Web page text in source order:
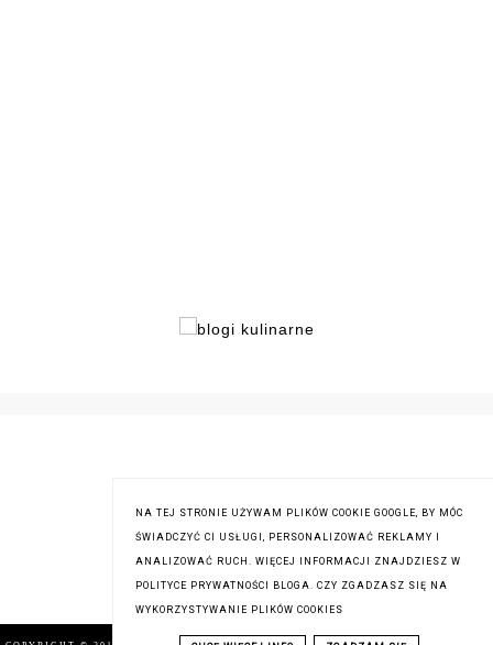
NA TEJ STRONIE UŻYWAM PLIKÓW COOKIE GOOGLE, BY MÓC
ŚWIADCZYĆ CI USŁUGI, PERSONALIZOWAĆ REKLAMY I
ANALIZOWAĆ RUCH. WIĘCEJ INFORMACJI ZNAJDZIESZ W
POLITYCE PRYWATNOŚCI BLOGA. CZY ZGADZASZ SIĘ NA
WYKORZYSTYWANIE PLIKÓW COOKIES